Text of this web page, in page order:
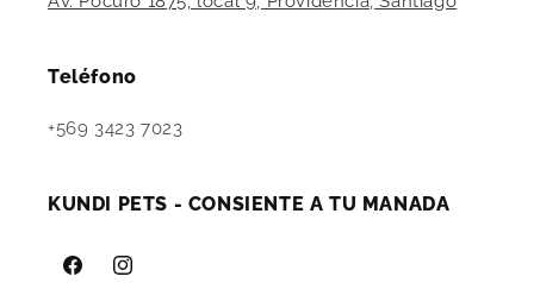
Teléfono
+569 3423 7023
KUNDI PETS - CONSIENTE A TU MANADA
FacebookInstagram